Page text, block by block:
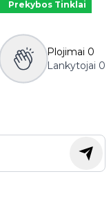
Prekybos Tinklai
Plojimai 0
Lankytojai 0